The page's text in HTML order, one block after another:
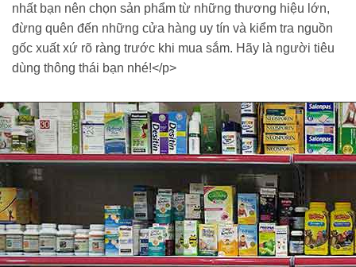
nhất bạn nên chọn sản phẩm từ những thương hiệu lớn,
đừng quên đến những cửa hàng uy tín và kiểm tra nguồn
gốc xuất xứ rõ ràng trước khi mua sắm. Hãy là người tiêu
dùng thông thái bạn nhé!</p>